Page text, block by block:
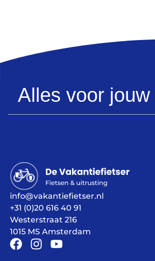
Alles voor jouw
info@vakantiefietser.nl
+31 (0)20 616 40 91
Westerstraat 216
1015 MS Amsterdam